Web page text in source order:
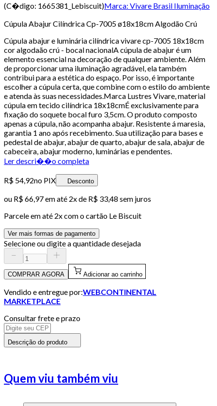
(C�digo: 1665381_Lebiscuit)Marca: Vivare Brasil Iluminação
Cúpula Abajur Cilíndrica Cp-7005 ø18x18cm Algodão Crú
Cúpula abajur e luminária cilíndrica vivare cp-7005 18x18cm
cor algodaão crú - bocal nacionalA cúpula de abajur é um
elemento essencial na decoração de qualquer ambiente. Além
de proporcionar uma iluminação agradável, ela também
contribui para a estética do espaço. Por isso, é importante
escolher a cúpula certa, que combine com o estilo do ambiente
e atenda às suas necessidades.Marca Lustres Vivare, material
cúpula em tecido cilíndrica 18x18cmÉ exclusivamente para
fixação do soquete bocal furo 3,5cm. O produto composto
apenas a cúpula, não acompanha abajur. Resistente á maresia,
garantia 1 ano após recebimento. Sua utilização para bases e
pedestal de abajur, abajur de quarto, abajur de sala, abajur de
cabeceira, abajur moderno, luminárias e pendentes.
Ler descri��o completa
R$ 54,92no PIX Desconto
ou R$ 66,97em até 2x de R$ 33,48 sem juros
Parcele em até 2x com o cartão Le Biscuit
Ver mais formas de pagamento
Selecione ou digite a quantidade desejada
COMPRAR AGORA Adicionar ao carrinho
Vendido e entregue por:WEBCONTINENTAL
MARKETPLACE
Consultar frete e prazo
Descrição do produto
Quem viu também viu